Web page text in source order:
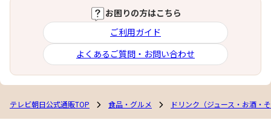
お困りの方はこちら
ご利用ガイド
よくあるご質問・お問い合わせ
テレビ朝日公式通販TOP 食品・グルメ ドリンク（ジュース・お酒・